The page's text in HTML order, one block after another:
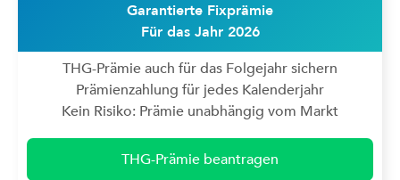
Garantierte Fixprämie
Für das Jahr 2026
THG-Prämie auch für das Folgejahr sichern
Prämienzahlung für jedes Kalenderjahr
Kein Risiko: Prämie unabhängig vom Markt
THG-Prämie beantragen